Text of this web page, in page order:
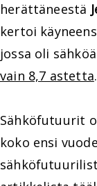
herättäneestä
kertoi
jossa oli
vain 8,7 astetta.
Sähköfutuurit
koko ensi